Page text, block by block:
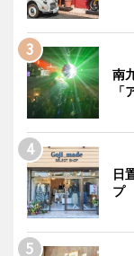
南
日
プ